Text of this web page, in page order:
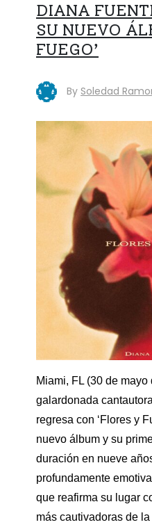
DIANA
SU NUEVO
FUEGO’
By Soledad
Miami, FL (30 de mayo
galardonada
regresa con ‘Flores y
nuevo álbum y su
duración en nueve
profundamente
que reafirma su lugar
más cautivadoras de